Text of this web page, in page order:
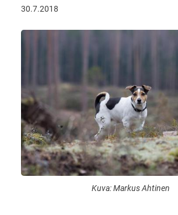
30.7.2018
Kuva: Markus Ahtinen